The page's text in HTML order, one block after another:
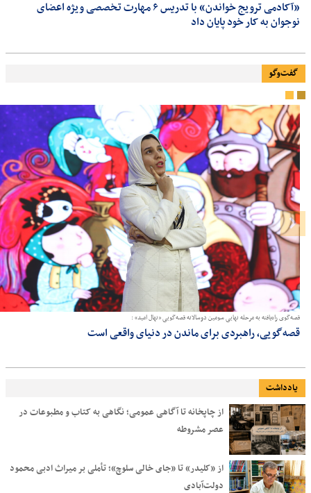
«آکادمی ترویج خواندن» با تدریس ۶ مهارت تخصصی ویژه اعضای
نوجوان به کار خود پایان داد
گفت‌وگو
قصه‌گوی راه‌یافته به مرحله نهایی سومین دوسالانه قصه‌گویی «نهال امید» :
قصه‌گویی، راهبردی برای ماندن در دنیای واقعی است
یادداشت
از چاپخانه تا آگاهی عمومی؛ نگاهی به کتاب و مطبوعات در
عصر مشروطه
از «کلیدر» تا «جای خالی سلوچ»؛ تأملی بر میراث ادبی محمود
دولت‌آبادی